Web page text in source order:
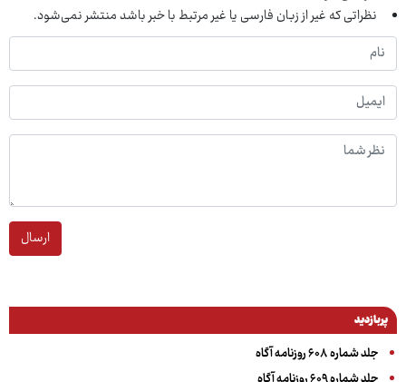
نظراتی که غیر از زبان فارسی یا غیر مرتبط با خبر باشد منتشر نمی‌شود.
ارسال
پربازدید
جلد شماره ۶۰۸ روزنامه آگاه